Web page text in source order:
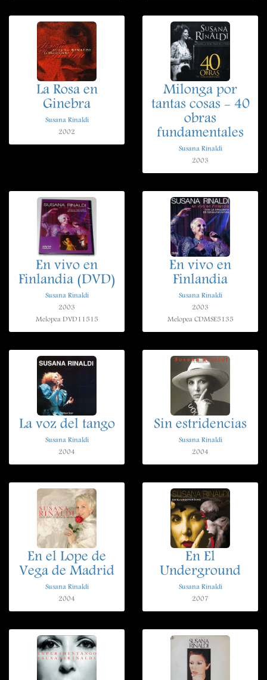
La Rosa en
Ginebra
Susana Rinaldi
2002
Milonga por
tantas cosas - 40
obras
fundamentales
Susana Rinaldi
2003
En vivo en
Finlandia (DVD)
Susana Rinaldi
2003
Melopea DVD11515
En vivo en
Finlandia
Susana Rinaldi
2003
Melopea CDMSE5135
La voz del tango
Susana Rinaldi
2004
Sin estridencias
Susana Rinaldi
2004
En el Lope de
Vega de Madrid
Susana Rinaldi
2004
En El
Underground
Susana Rinaldi
2007